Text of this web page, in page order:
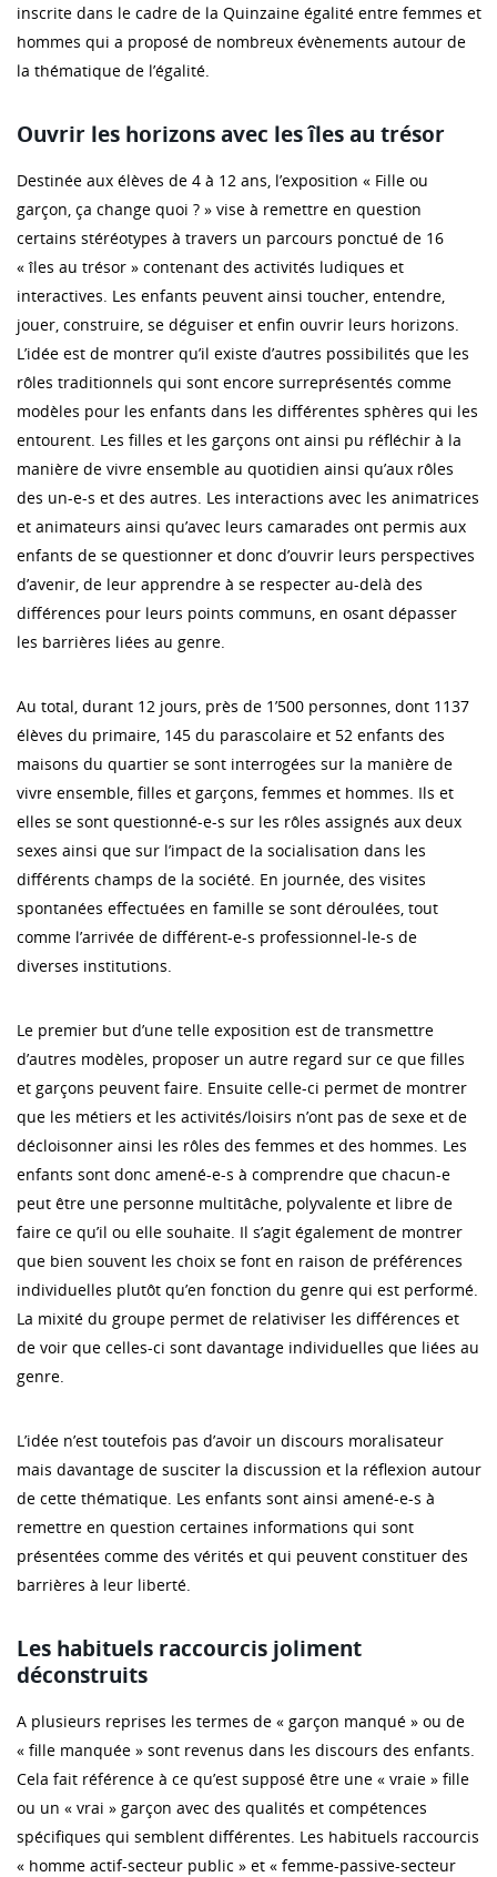
inscrite dans le cadre de la Quinzaine égalité entre femmes et
hommes qui a proposé de nombreux évènements autour de
la thématique de l’égalité.
Ouvrir les horizons avec les îles au trésor
Destinée aux élèves de 4 à 12 ans, l’exposition « Fille ou
garçon, ça change quoi ? » vise à remettre en question
certains stéréotypes à travers un parcours ponctué de 16
« îles au trésor » contenant des activités ludiques et
interactives. Les enfants peuvent ainsi toucher, entendre,
jouer, construire, se déguiser et enfin ouvrir leurs horizons.
L’idée est de montrer qu’il existe d’autres possibilités que les
rôles traditionnels qui sont encore surreprésentés comme
modèles pour les enfants dans les différentes sphères qui les
entourent. Les filles et les garçons ont ainsi pu réfléchir à la
manière de vivre ensemble au quotidien ainsi qu’aux rôles
des un-e-s et des autres. Les interactions avec les animatrices
et animateurs ainsi qu’avec leurs camarades ont permis aux
enfants de se questionner et donc d’ouvrir leurs perspectives
d’avenir, de leur apprendre à se respecter au-delà des
différences pour leurs points communs, en osant dépasser
les barrières liées au genre.
Au total, durant 12 jours, près de 1’500 personnes, dont 1137
élèves du primaire, 145 du parascolaire et 52 enfants des
maisons du quartier se sont interrogées sur la manière de
vivre ensemble, filles et garçons, femmes et hommes. Ils et
elles se sont questionné-e-s sur les rôles assignés aux deux
sexes ainsi que sur l’impact de la socialisation dans les
différents champs de la société. En journée, des visites
spontanées effectuées en famille se sont déroulées, tout
comme l’arrivée de différent-e-s professionnel-le-s de
diverses institutions.
Le premier but d’une telle exposition est de transmettre
d’autres modèles, proposer un autre regard sur ce que filles
et garçons peuvent faire. Ensuite celle-ci permet de montrer
que les métiers et les activités/loisirs n’ont pas de sexe et de
décloisonner ainsi les rôles des femmes et des hommes. Les
enfants sont donc amené-e-s à comprendre que chacun-e
peut être une personne multitâche, polyvalente et libre de
faire ce qu’il ou elle souhaite. Il s’agit également de montrer
que bien souvent les choix se font en raison de préférences
individuelles plutôt qu’en fonction du genre qui est performé.
La mixité du groupe permet de relativiser les différences et
de voir que celles-ci sont davantage individuelles que liées au
genre.
L’idée n’est toutefois pas d’avoir un discours moralisateur
mais davantage de susciter la discussion et la réflexion autour
de cette thématique. Les enfants sont ainsi amené-e-s à
remettre en question certaines informations qui sont
présentées comme des vérités et qui peuvent constituer des
barrières à leur liberté.
Les habituels raccourcis joliment
déconstruits
A plusieurs reprises les termes de « garçon manqué » ou de
« fille manquée » sont revenus dans les discours des enfants.
Cela fait référence à ce qu’est supposé être une « vraie » fille
ou un « vrai » garçon avec des qualités et compétences
spécifiques qui semblent différentes. Les habituels raccourcis
« homme actif-secteur public » et « femme-passive-secteur